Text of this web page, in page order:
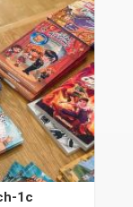
1c